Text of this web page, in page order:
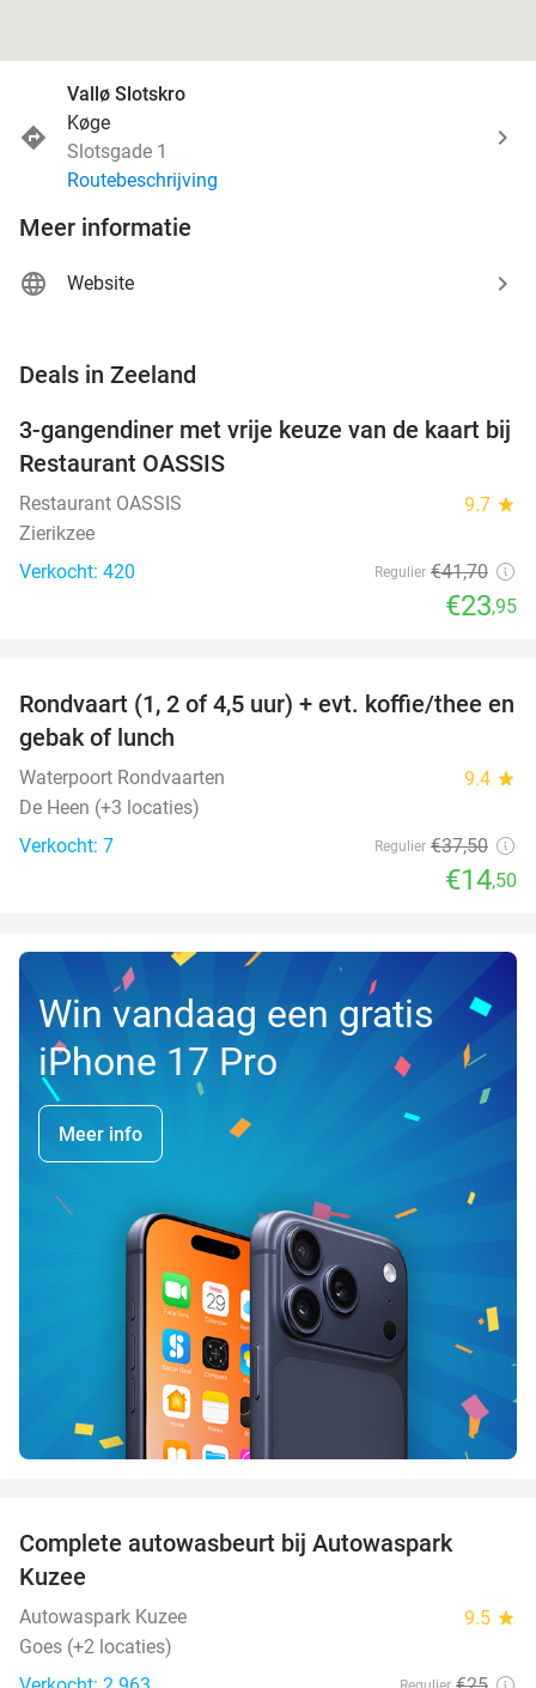
Vallø Slotskro
Køge
Slotsgade 1
Routebeschrijving
Meer informatie
Website
Deals in Zeeland
43%
3-gangendiner met vrije keuze van de kaart bij
Restaurant OASSIS
Restaurant OASSIS 9.7 star
Zierikzee
Verkocht: 420
Regulier €41,70
€23,95
61%
TODAY
Rondvaart (1, 2 of 4,5 uur) + evt. koffie/thee en
gebak of lunch
Waterpoort Rondvaarten 9.4 star
De Heen (+3 locaties)
Verkocht: 7
Regulier €37,50
€14,50
Win vandaag een gratis
iPhone 17 Pro
Meer info
Complete autowasbeurt bij Autowaspark
Kuzee
Autowaspark Kuzee 9.5 star
Goes (+2 locaties)